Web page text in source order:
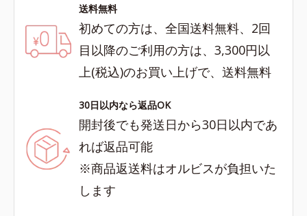
送料無料
初めての方は、全国送料無料、2回
目以降のご利用の方は、3,300円以
上(税込)のお買い上げで、送料無料
30日以内なら返品OK
開封後でも発送日から30日以内であ
れば返品可能
※商品返送料はオルビスが負担いた
します